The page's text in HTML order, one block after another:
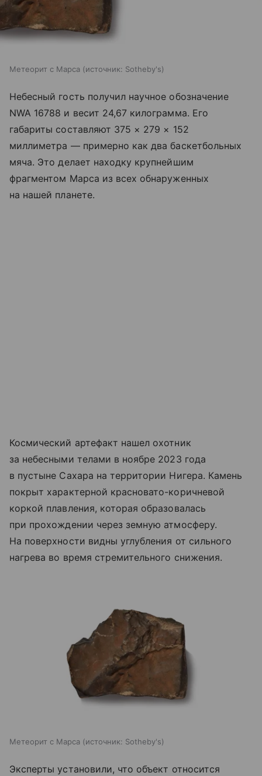
Метеорит с Марса источник: Sotheby's
Небесный гость получил научное обозначение
NWA 16788 и весит 24,67 килограмма. Его
габариты составляют 375 × 279 × 152
миллиметра — примерно как два баскетбольных
мяча. Это делает находку крупнейшим
фрагментом Марса из всех обнаруженных
на нашей планете.
Космический артефакт нашел охотник
за небесными телами в ноябре 2023 года
в пустыне Сахара на территории Нигера. Камень
покрыт характерной красновато-коричневой
коркой плавления, которая образовалась
при прохождении через земную атмосферу.
На поверхности видны углубления от сильного
нагрева во время стремительного снижения.
Метеорит с Марса источник: Sotheby's
Эксперты установили, что объект относится